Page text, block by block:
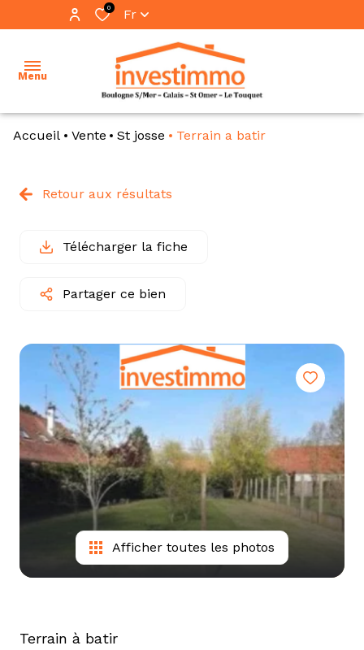
0 Fr
Menu
ventes
vente
pro
immo
estimation
Accueil Vente St josse Terrain a batir
Retour aux résultats
Télécharger la fiche
Partager ce bien
Afficher toutes les photos
Terrain à batir